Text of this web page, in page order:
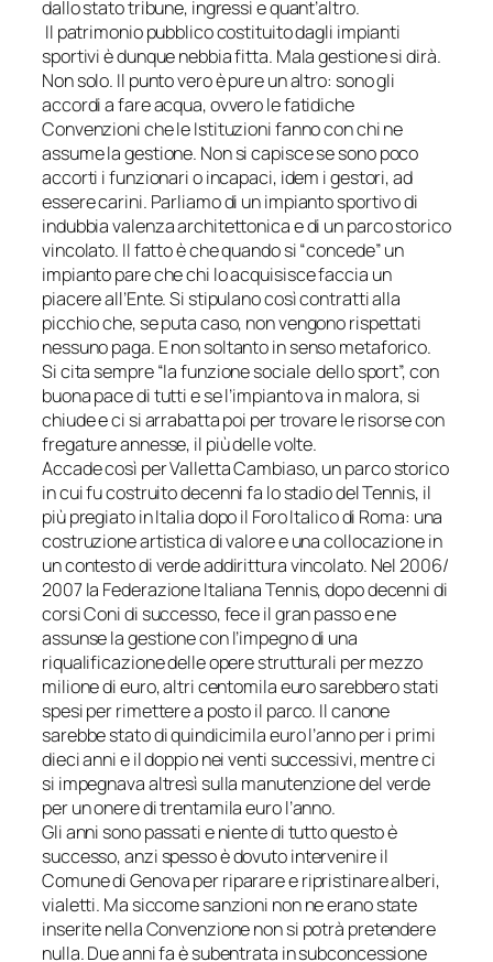
dallo stato tribune, ingressi e quant’altro.
Il patrimonio pubblico costituito dagli impianti
sportivi è dunque nebbia fitta. Mala gestione si dirà.
Non solo. Il punto vero è pure un altro: sono gli
accordi a fare acqua, ovvero le fatidiche
Convenzioni che le Istituzioni fanno con chi ne
assume la gestione. Non si capisce se sono poco
accorti i funzionari o incapaci, idem i gestori, ad
essere carini. Parliamo di un impianto sportivo di
indubbia valenza architettonica e di un parco storico
vincolato. Il fatto è che quando si “concede” un
impianto pare che chi lo acquisisce faccia un
piacere all’Ente. Si stipulano così contratti alla
picchio che, se puta caso, non vengono rispettati
nessuno paga. E non soltanto in senso metaforico.
Si cita sempre “la funzione sociale dello sport”, con
buona pace di tutti e se l’impianto va in malora, si
chiude e ci si arrabatta poi per trovare le risorse con
fregature annesse, il più delle volte.
Accade così per Valletta Cambiaso, un parco storico
in cui fu costruito decenni fa lo stadio del Tennis, il
più pregiato in Italia dopo il Foro Italico di Roma: una
costruzione artistica di valore e una collocazione in
un contesto di verde addirittura vincolato. Nel 2006/
2007 la Federazione Italiana Tennis, dopo decenni di
corsi Coni di successo, fece il gran passo e ne
assunse la gestione con l’impegno di una
riqualificazione delle opere strutturali per mezzo
milione di euro, altri centomila euro sarebbero stati
spesi per rimettere a posto il parco. Il canone
sarebbe stato di quindicimila euro l’anno per i primi
dieci anni e il doppio nei venti successivi, mentre ci
si impegnava altresì sulla manutenzione del verde
per un onere di trentamila euro l’anno.
Gli anni sono passati e niente di tutto questo è
successo, anzi spesso è dovuto intervenire il
Comune di Genova per riparare e ripristinare alberi,
vialetti. Ma siccome sanzioni non ne erano state
inserite nella Convenzione non si potrà pretendere
nulla. Due anni fa è subentrata in subconcessione